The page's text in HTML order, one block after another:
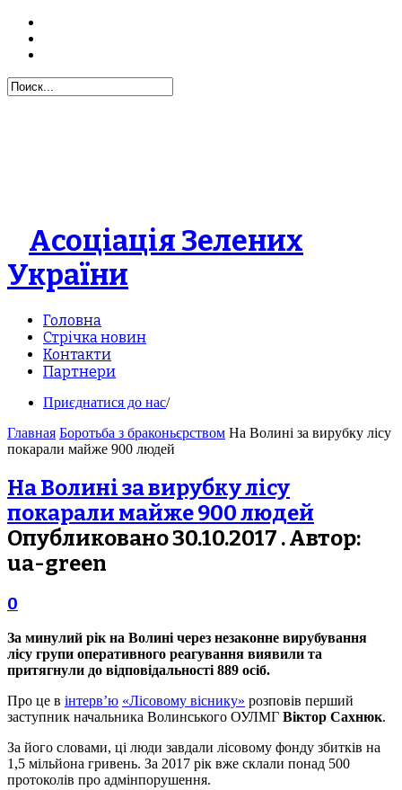
Асоціація Зелених
України
Головна
Стрічка новин
Контакти
Партнери
Приєднатися до нас/
Главная Боротьба з браконьєрством На Волині за вирубку лісу
покарали майже 900 людей
На Волині за вирубку лісу
покарали майже 900 людей
Опубликовано 30.10.2017 . Автор:
ua-green
0
За минулий рік на Волині через незаконне вирубування
лісу групи оперативного реагування виявили та
притягнули до відповідальності 889 осіб.
Про це в інтерв’ю «Лісовому віснику» розповів перший
заступник начальника Волинського ОУЛМГ Віктор Сахнюк.
За його словами, ці люди завдали лісовому фонду збитків на
1,5 мільйона гривень. За 2017 рік вже склали понад 500
протоколів про адмінпорушення.